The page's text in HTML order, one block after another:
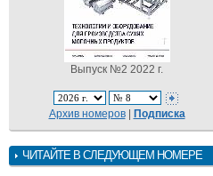
Выпуск №2 2022 г.
Архив номеров| Подписка
ЧИТАЙТЕ В СЛЕДУЮЩЕМ НОМЕРЕ